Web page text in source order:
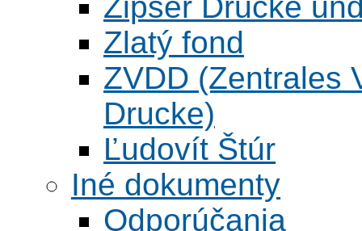
Zlatý fond
ZVDD (Zentrales
Drucke)
Ľudovít Štúr
Iné dokumenty
Odporúčania